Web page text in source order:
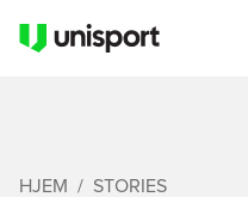
HJEM STORIES